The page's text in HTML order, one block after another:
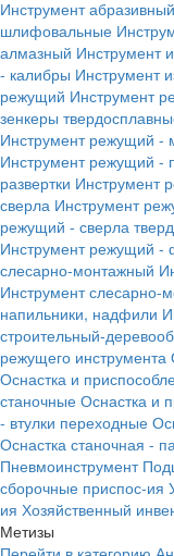
Инструмент абразивный
шлифовальные
алмазный Инструмент
- калибры Инструмент
режущий Инструмент
зенкеры
Инструмент режущий -
Инструмент режущий -
развертки Инструмент
сверла Инструмент
режущий - сверла
Инструмент режущий -
слесарно-монтажный
Инструмент слесарно-
напильники, надфили
строительный-
режущего инструмента
Оснастка и
станочные Оснастка и
- втулки переходные
Оснастка станочная -
Пневмоинструмент
сборочные приспос-ия
ия Хозяйственный
Метизы